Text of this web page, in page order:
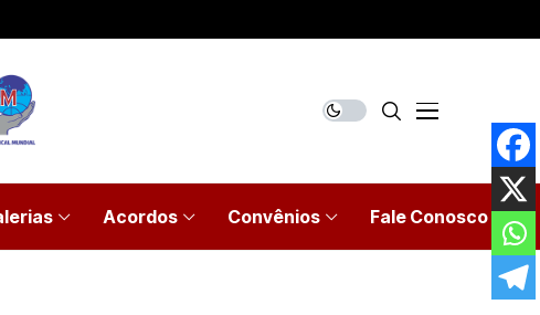
Acordos Convênios Fale Conosco